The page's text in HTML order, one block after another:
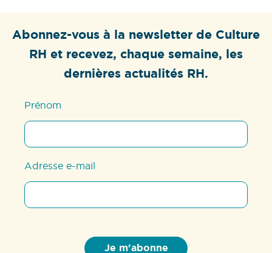
Abonnez-vous à la newsletter de Culture
RH et recevez, chaque semaine, les
dernières actualités RH.
Prénom
Adresse e-mail